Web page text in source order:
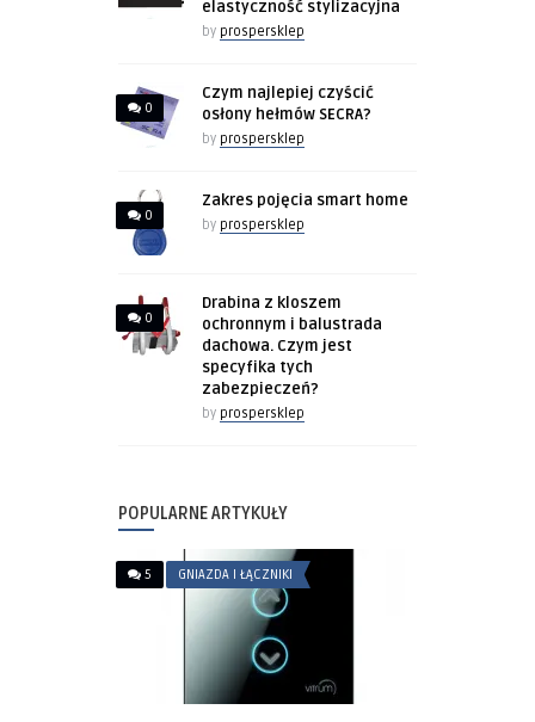
elastyczność stylizacyjna
by prospersklep
0
Czym najlepiej czyścić
osłony hełmów SECRA?
by prospersklep
0
Zakres pojęcia smart home
by prospersklep
0
Drabina z kloszem
ochronnym i balustrada
dachowa. Czym jest
specyfika tych
zabezpieczeń?
by prospersklep
POPULARNE ARTYKUŁY
5 GNIAZDA I ŁĄCZNIKI